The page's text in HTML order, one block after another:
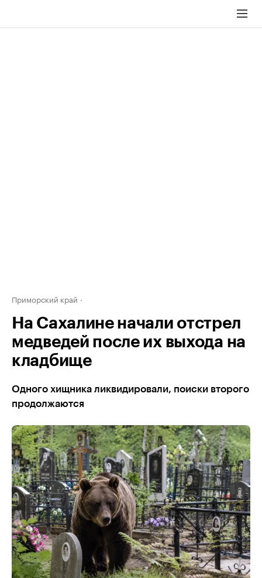
Приморский край
На Сахалине начали отстрел
медведей после их выхода на
кладбище
Одного хищника ликвидировали, поиски второго
продолжаются